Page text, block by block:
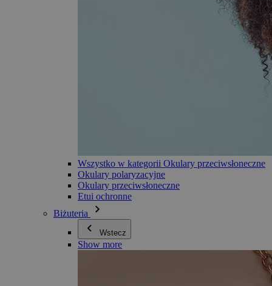
Wszystko w kategorii Okulary przeciwsłoneczne
Okulary polaryzacyjne
Okulary przeciwsłoneczne
Etui ochronne
Biżuteria
Wstecz
Show more